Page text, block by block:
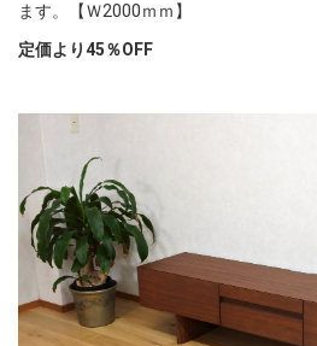
ます。【Ｗ2000ｍｍ】
定価より45％OFF